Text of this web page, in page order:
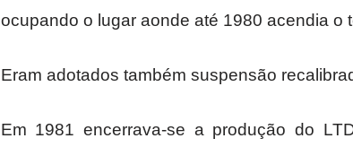
ocupando o lugar aonde até 1980 acendia o
Eram adotados também suspensão
Em 1981 encerrava-se a produção do